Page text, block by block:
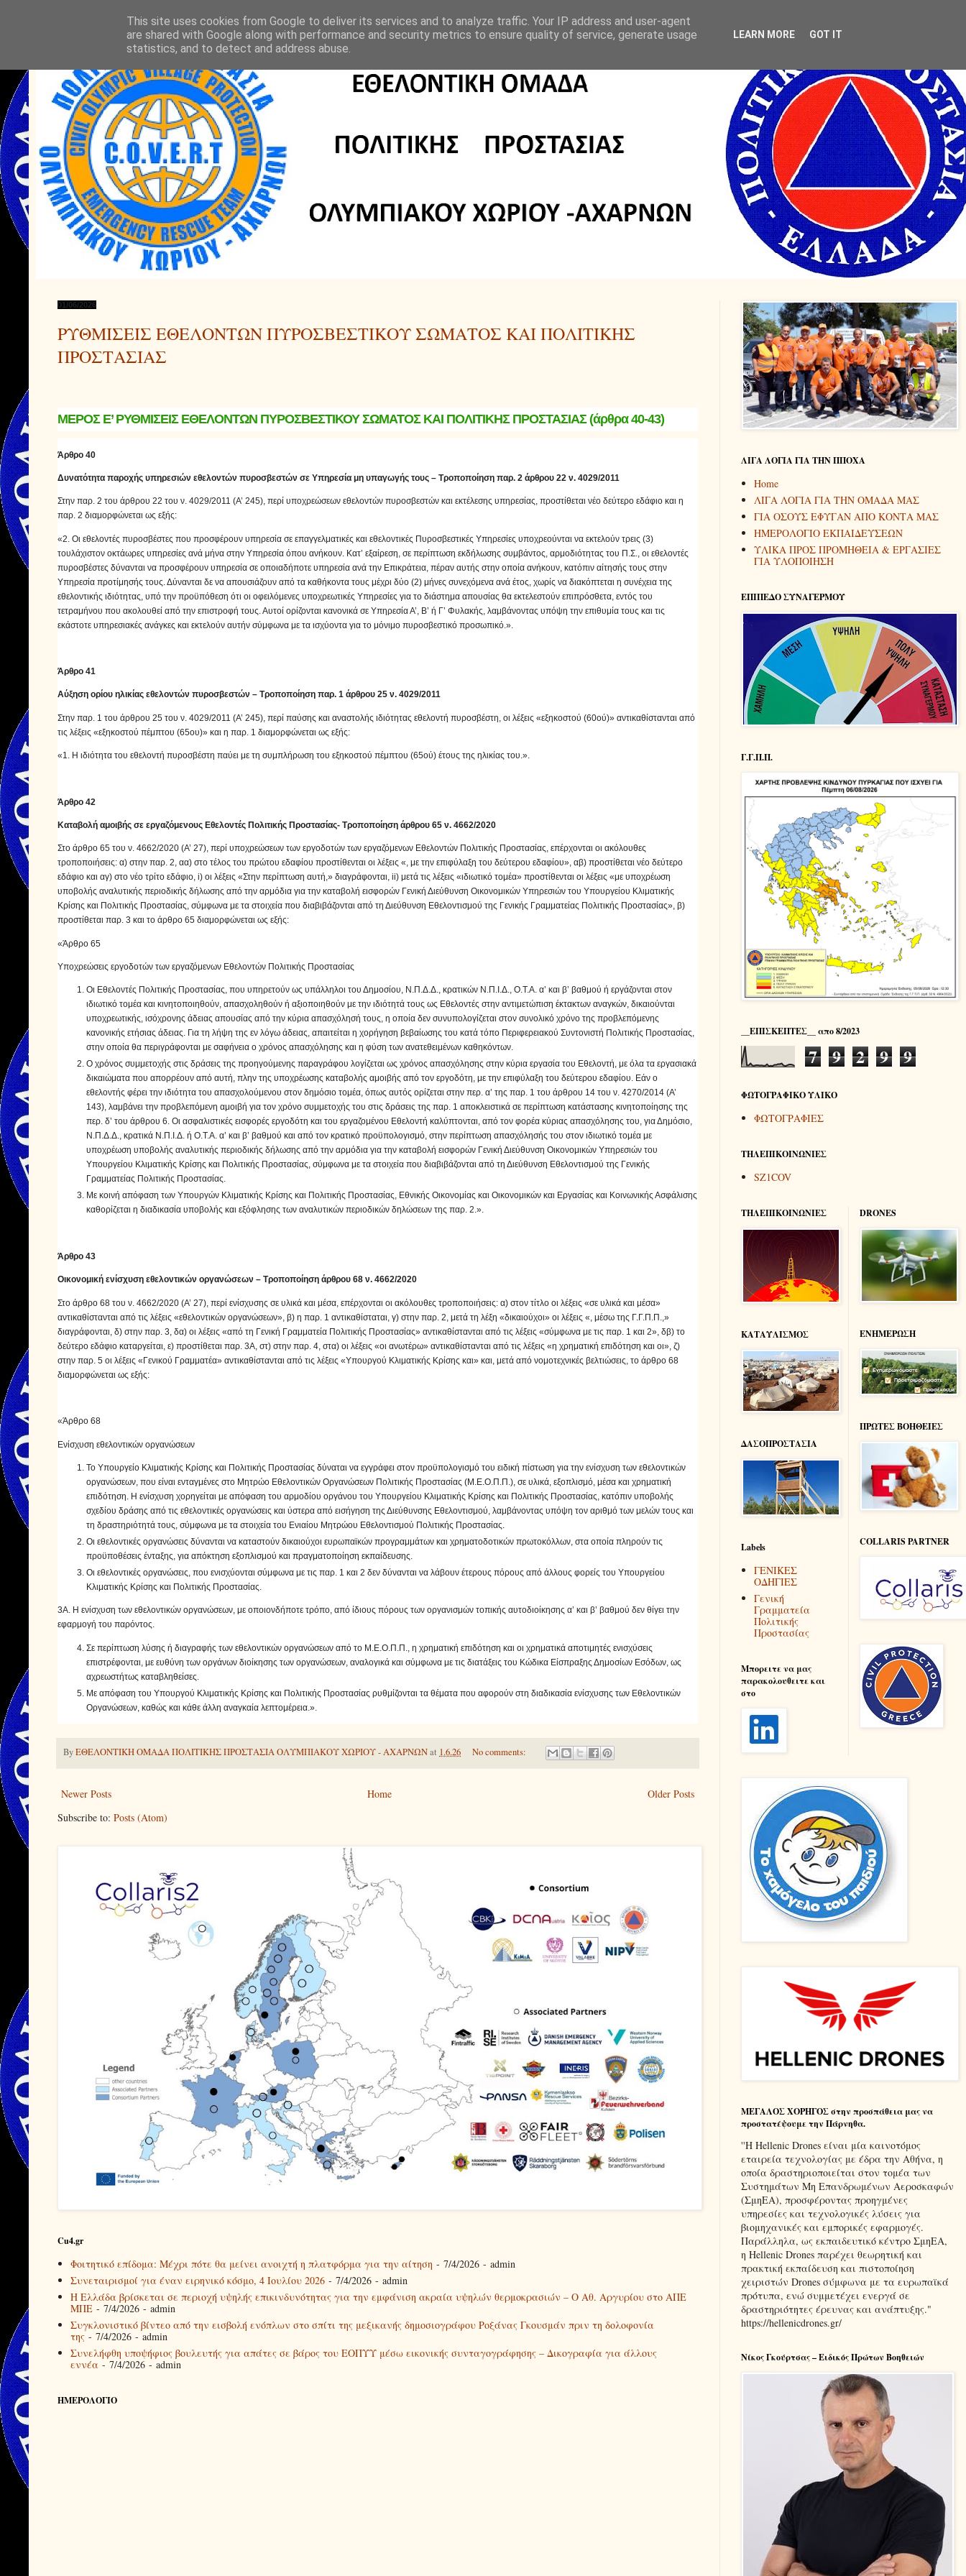
01/06/2026
ΡΥΘΜΙΣΕΙΣ ΕΘΕΛΟΝΤΩΝ ΠΥΡΟΣΒΕΣΤΙΚΟΥ ΣΩΜΑΤΟΣ ΚΑΙ ΠΟΛΙΤΙΚΗΣ
ΠΡΟΣΤΑΣΙΑΣ
ΜΕΡΟΣ Ε’ ΡΥΘΜΙΣΕΙΣ ΕΘΕΛΟΝΤΩΝ ΠΥΡΟΣΒΕΣΤΙΚΟΥ ΣΩΜΑΤΟΣ ΚΑΙ ΠΟΛΙΤΙΚΗΣ ΠΡΟΣΤΑΣΙΑΣ (άρθρα 40-43)
Άρθρο 40
Δυνατότητα παροχής υπηρεσιών εθελοντών πυροσβεστών σε Υπηρεσία μη υπαγωγής τους – Τροποποίηση παρ. 2 άρθρου 22 ν. 4029/2011
Στην παρ. 2 του άρθρου 22 του ν. 4029/2011 (Α’ 245), περί υποχρεώσεων εθελοντών πυροσβεστών και εκτέλεσης υπηρεσίας, προστίθεται νέο δεύτερο εδάφιο και η
παρ. 2 διαμορφώνεται ως εξής:
«2. Οι εθελοντές πυροσβέστες που προσφέρουν υπηρεσία σε επαγγελματικές και εθελοντικές Πυροσβεστικές Υπηρεσίες υποχρεούνται να εκτελούν τρεις (3)
τουλάχιστον οκτάωρες υπηρεσίες ανά μήνα στην Υπηρεσία όπου ανήκουν. Κατ’ εξαίρεση, σε περίπτωση εκδήλωσης συμβάντος, αρμοδιότητας του Π.Σ., οι εθελοντές
πυροσβέστες δύνανται να προσφέρουν υπηρεσία σε οποιαδήποτε υπηρεσία ανά την Επικράτεια, πέραν αυτής στην οποία ανήκουν, κατόπιν αίτησής τους στην
Υπηρεσία προτίμησής τους. Δύνανται δε να απουσιάζουν από τα καθήκοντα τους μέχρι δύο (2) μήνες συνεχόμενα ανά έτος, χωρίς να διακόπτεται η συνέχεια της
εθελοντικής ιδιότητας, υπό την προϋπόθεση ότι οι οφειλόμενες υποχρεωτικές Υπηρεσίες για το διάστημα απουσίας θα εκτελεστούν επιπρόσθετα, εντός του
τετραμήνου που ακολουθεί από την επιστροφή τους. Αυτοί ορίζονται κανονικά σε Υπηρεσία Α’, Β’ ή Γ’ Φυλακής, λαμβάνοντας υπόψη την επιθυμία τους και τις
εκάστοτε υπηρεσιακές ανάγκες και εκτελούν αυτήν σύμφωνα με τα ισχύοντα για το μόνιμο πυροσβεστικό προσωπικό.».
Άρθρο 41
Αύξηση ορίου ηλικίας εθελοντών πυροσβεστών – Τροποποίηση παρ. 1 άρθρου 25 ν. 4029/2011
Στην παρ. 1 του άρθρου 25 του ν. 4029/2011 (Α’ 245), περί παύσης και αναστολής ιδιότητας εθελοντή πυροσβέστη, οι λέξεις «εξηκοστού (60ού)» αντικαθίστανται από
τις λέξεις «εξηκοστού πέμπτου (65ου)» και η παρ. 1 διαμορφώνεται ως εξής:
«1. Η ιδιότητα του εθελοντή πυροσβέστη παύει με τη συμπλήρωση του εξηκοστού πέμπτου (65ού) έτους της ηλικίας του.».
Άρθρο 42
Καταβολή αμοιβής σε εργαζόμενους Εθελοντές Πολιτικής Προστασίας- Τροποποίηση άρθρου 65 ν. 4662/2020
Στο άρθρο 65 του ν. 4662/2020 (Α’ 27), περί υποχρεώσεων των εργοδοτών των εργαζόμενων Εθελοντών Πολιτικής Προστασίας, επέρχονται οι ακόλουθες
τροποποιήσεις: α) στην παρ. 2, αα) στο τέλος του πρώτου εδαφίου προστίθενται οι λέξεις «, με την επιφύλαξη του δεύτερου εδαφίου», αβ) προστίθεται νέο δεύτερο
εδάφιο και αγ) στο νέο τρίτο εδάφιο, i) οι λέξεις «Στην περίπτωση αυτή,» διαγράφονται, ii) μετά τις λέξεις «ιδιωτικό τομέα» προστίθενται οι λέξεις «με υποχρέωση
υποβολής αναλυτικής περιοδικής δήλωσης από την αρμόδια για την καταβολή εισφορών Γενική Διεύθυνση Οικονομικών Υπηρεσιών του Υπουργείου Κλιματικής
Κρίσης και Πολιτικής Προστασίας, σύμφωνα με τα στοιχεία που διαβιβάζονται από τη Διεύθυνση Εθελοντισμού της Γενικής Γραμματείας Πολιτικής Προστασίας», β)
προστίθεται παρ. 3 και το άρθρο 65 διαμορφώνεται ως εξής:
«Άρθρο 65
Υποχρεώσεις εργοδοτών των εργαζόμενων Εθελοντών Πολιτικής Προστασίας
Οι Εθελοντές Πολιτικής Προστασίας, που υπηρετούν ως υπάλληλοι του Δημοσίου, Ν.Π.Δ.Δ., κρατικών Ν.Π.Ι.Δ., Ο.Τ.Α. α’ και β’ βαθμού ή εργάζονται στον
ιδιωτικό τομέα και κινητοποιηθούν, απασχοληθούν ή αξιοποιηθούν με την ιδιότητά τους ως Εθελοντές στην αντιμετώπιση έκτακτων αναγκών, δικαιούνται
υποχρεωτικής, ισόχρονης άδειας απουσίας από την κύρια απασχόλησή τους, η οποία δεν συνυπολογίζεται στον συνολικό χρόνο της προβλεπόμενης
κανονικής ετήσιας άδειας. Για τη λήψη της εν λόγω άδειας, απαιτείται η χορήγηση βεβαίωσης του κατά τόπο Περιφερειακού Συντονιστή Πολιτικής Προστασίας,
στην οποία θα περιγράφονται με σαφήνεια ο χρόνος απασχόλησης και η φύση των ανατεθειμένων καθηκόντων.
Ο χρόνος συμμετοχής στις δράσεις της προηγούμενης παραγράφου λογίζεται ως χρόνος απασχόλησης στην κύρια εργασία του Εθελοντή, με όλα τα εργασιακά
δικαιώματα που απορρέουν από αυτή, πλην της υποχρέωσης καταβολής αμοιβής από τον εργοδότη, με την επιφύλαξη του δεύτερου εδαφίου. Εάν ο
εθελοντής φέρει την ιδιότητα του απασχολούμενου στον δημόσιο τομέα, όπως αυτός ορίζεται στην περ. α’ της παρ. 1 του άρθρου 14 του ν. 4270/2014 (Α’
143), λαμβάνει την προβλεπόμενη αμοιβή για τον χρόνο συμμετοχής του στις δράσεις της παρ. 1 αποκλειστικά σε περίπτωση κατάστασης κινητοποίησης της
περ. δ’ του άρθρου 6. Οι ασφαλιστικές εισφορές εργοδότη και του εργαζομένου Εθελοντή καλύπτονται, από τον φορέα κύριας απασχόλησης του, για Δημόσιο,
Ν.Π.Δ.Δ., κρατικά Ν.Π.Ι.Δ. ή Ο.Τ.Α. α’ και β’ βαθμού και από τον κρατικό προϋπολογισμό, στην περίπτωση απασχόλησής του στον ιδιωτικό τομέα με
υποχρέωση υποβολής αναλυτικής περιοδικής δήλωσης από την αρμόδια για την καταβολή εισφορών Γενική Διεύθυνση Οικονομικών Υπηρεσιών του
Υπουργείου Κλιματικής Κρίσης και Πολιτικής Προστασίας, σύμφωνα με τα στοιχεία που διαβιβάζονται από τη Διεύθυνση Εθελοντισμού της Γενικής
Γραμματείας Πολιτικής Προστασίας.
Με κοινή απόφαση των Υπουργών Κλιματικής Κρίσης και Πολιτικής Προστασίας, Εθνικής Οικονομίας και Οικονομικών και Εργασίας και Κοινωνικής Ασφάλισης
καθορίζεται η διαδικασία υποβολής και εξόφλησης των αναλυτικών περιοδικών δηλώσεων της παρ. 2.».
Άρθρο 43
Οικονομική ενίσχυση εθελοντικών οργανώσεων – Τροποποίηση άρθρου 68 ν. 4662/2020
Στο άρθρο 68 του ν. 4662/2020 (Α’ 27), περί ενίσχυσης σε υλικά και μέσα, επέρχονται οι ακόλουθες τροποποιήσεις: α) στον τίτλο οι λέξεις «σε υλικά και μέσα»
αντικαθίστανται από τις λέξεις «εθελοντικών οργανώσεων», β) η παρ. 1 αντικαθίσταται, γ) στην παρ. 2, μετά τη λέξη «δικαιούχοι» οι λέξεις «, μέσω της Γ.Γ.Π.Π.,»
διαγράφονται, δ) στην παρ. 3, δα) οι λέξεις «από τη Γενική Γραμματεία Πολιτικής Προστασίας» αντικαθίστανται από τις λέξεις «σύμφωνα με τις παρ. 1 και 2», δβ) το
δεύτερο εδάφιο καταργείται, ε) προστίθεται παρ. 3Α, στ) στην παρ. 4, στα) οι λέξεις «οι ανωτέρω» αντικαθίστανται από τις λέξεις «η χρηματική επιδότηση και οι», ζ)
στην παρ. 5 οι λέξεις «Γενικού Γραμματέα» αντικαθίστανται από τις λέξεις «Υπουργού Κλιματικής Κρίσης και» και, μετά από νομοτεχνικές βελτιώσεις, το άρθρο 68
διαμορφώνεται ως εξής:
«Άρθρο 68
Ενίσχυση εθελοντικών οργανώσεων
Το Υπουργείο Κλιματικής Κρίσης και Πολιτικής Προστασίας δύναται να εγγράφει στον προϋπολογισμό του ειδική πίστωση για την ενίσχυση των εθελοντικών
οργανώσεων, που είναι ενταγμένες στο Μητρώο Εθελοντικών Οργανώσεων Πολιτικής Προστασίας (Μ.Ε.Ο.Π.Π.), σε υλικά, εξοπλισμό, μέσα και χρηματική
επιδότηση. Η ενίσχυση χορηγείται με απόφαση του αρμοδίου οργάνου του Υπουργείου Κλιματικής Κρίσης και Πολιτικής Προστασίας, κατόπιν υποβολής
σχεδίου δράσης από τις εθελοντικές οργανώσεις και ύστερα από εισήγηση της Διεύθυνσης Εθελοντισμού, λαμβάνοντας υπόψη τον αριθμό των μελών τους και
τη δραστηριότητά τους, σύμφωνα με τα στοιχεία του Ενιαίου Μητρώου Εθελοντισμού Πολιτικής Προστασίας.
Οι εθελοντικές οργανώσεις δύνανται να καταστούν δικαιούχοι ευρωπαϊκών προγραμμάτων και χρηματοδοτικών πρωτοκόλλων, στα οποία πληρούν τις
προϋποθέσεις ένταξης, για απόκτηση εξοπλισμού και πραγματοποίηση εκπαίδευσης.
Οι εθελοντικές οργανώσεις, που ενισχύονται σύμφωνα με τις παρ. 1 και 2 δεν δύνανται να λάβουν έτερους πόρους από άλλους φορείς του Υπουργείου
Κλιματικής Κρίσης και Πολιτικής Προστασίας.
3Α. Η ενίσχυση των εθελοντικών οργανώσεων, με οποιονδήποτε τρόπο, από ίδιους πόρους των οργανισμών τοπικής αυτοδιοίκησης α’ και β’ βαθμού δεν θίγει την
εφαρμογή του παρόντος.
Σε περίπτωση λύσης ή διαγραφής των εθελοντικών οργανώσεων από το Μ.Ε.Ο.Π.Π., η χρηματική επιδότηση και οι χρηματικά αποτιμητές ενισχύσεις
επιστρέφονται, με ευθύνη των οργάνων διοίκησης των οργανώσεων, αναλογικά και σύμφωνα με τις διατάξεις του Κώδικα Είσπραξης Δημοσίων Εσόδων, ως
αχρεωστήτως καταβληθείσες.
Με απόφαση του Υπουργού Κλιματικής Κρίσης και Πολιτικής Προστασίας ρυθμίζονται τα θέματα που αφορούν στη διαδικασία ενίσχυσης των Εθελοντικών
Οργανώσεων, καθώς και κάθε άλλη αναγκαία λεπτομέρεια.».
ByΕΘΕΛΟΝΤΙΚΗ ΟΜΑΔΑ ΠΟΛΙΤΙΚΗΣ ΠΡΟΣΤΑΣΙΑ ΟΛΥΜΠΙΑΚΟΥ ΧΩΡΙΟΥ - ΑΧΑΡΝΩΝat 1.6.26 No comments:
Newer Posts Older Posts
Home
Subscribe to: Posts (Atom)
Cu4.gr
Φοιτητικό επίδομα: Μέχρι πότε θα μείνει ανοιχτή η πλατφόρμα για την αίτηση - 7/4/2026- admin
Συνεταιρισμοί για έναν ειρηνικό κόσμο, 4 Ιουλίου 2026- 7/4/2026- admin
Η Ελλάδα βρίσκεται σε περιοχή υψηλής επικινδυνότητας για την εμφάνιση ακραία υψηλών θερμοκρασιών – Ο Αθ. Αργυρίου στο ΑΠΕ
ΜΠΕ- 7/4/2026- admin
Συγκλονιστικό βίντεο από την εισβολή ενόπλων στο σπίτι της μεξικανής δημοσιογράφου Ροξάνας Γκουσμάν πριν τη δολοφονία
της- 7/4/2026- admin
Συνελήφθη υποψήφιος βουλευτής για απάτες σε βάρος του ΕΟΠΥΥ μέσω εικονικής συνταγογράφησης – Δικογραφία για άλλους
εννέα - 7/4/2026- admin
ΗΜΕΡΟΛΟΓΙΟ
ΛΙΓΑ ΛΟΓΙΑ ΓΙΑ ΤΗΝ ΠΠΟΧΑ
Home
ΛΙΓΑ ΛΟΓΙΑ ΓΙΑ ΤΗΝ ΟΜΑΔΑ ΜΑΣ
ΓΙΑ ΟΣΟΥΣ ΕΦΥΓΑΝ ΑΠΟ ΚΟΝΤΑ ΜΑΣ
ΗΜΕΡΟΛΟΓΙΟ ΕΚΠΑΙΔΕΥΣΕΩΝ
ΥΛΙΚΑ ΠΡΟΣ ΠΡΟΜΗΘΕΙΑ & ΕΡΓΑΣΙΕΣ
ΓΙΑ ΥΛΟΠΟΙΗΣΗ
ΕΠΙΠΕΔΟ ΣΥΝΑΓΕΡΜΟΥ
Γ.Γ.Π.Π.
__ΕΠΙΣΚΕΠΤΕΣ__ απο 8/2023
7 9 2 9 9
ΦΩΤΟΓΡΑΦΙΚΟ ΥΛΙΚΟ
ΦΩΤΟΓΡΑΦΙΕΣ
ΤΗΛΕΠΙΚΟΙΝΩΝΙΕΣ
SZ1COV
ΤΗΛΕΠΙΚΟΙΝΩΝΙΕΣ
ΚΑΤΑΥΛΙΣΜΟΣ
ΔΑΣΟΠΡΟΣΤΑΣΙΑ
Labels
ΓΕΝΙΚΕΣ
ΟΔΗΓΙΕΣ
Γενική
Γραμματεία
Πολιτικής
Προστασίας
Μπορειτε να μας
παρακολουθειτε και
στο
DRONES
ΕΝΗΜΕΡΩΣΗ
ΠΡΩΤΕΣ ΒΟΗΘΕΙΕΣ
COLLARIS PARTNER
ΜΕΓΑΛΟΣ ΧΟΡΗΓΟΣ στην προσπάθεια μας να
προστατέψουμε την Πάρνηθα.
''Η Hellenic Drones είναι μία καινοτόμος
εταιρεία τεχνολογίας με έδρα την Αθήνα, η
οποία δραστηριοποιείται στον τομέα των
Συστημάτων Μη Επανδρωμένων Αεροσκαφών
(ΣμηΕΑ), προσφέροντας προηγμένες
υπηρεσίες και τεχνολογικές λύσεις για
βιομηχανικές και εμπορικές εφαρμογές.
Παράλληλα, ως εκπαιδευτικό κέντρο ΣμηΕΑ,
η Hellenic Drones παρέχει θεωρητική και
πρακτική εκπαίδευση και πιστοποίηση
χειριστών Drones σύμφωνα με τα ευρωπαϊκά
πρότυπα, ενώ συμμετέχει ενεργά σε
δραστηριότητες έρευνας και ανάπτυξης."
https://hellenicdrones.gr/
Νίκος Γκούρτσας – Ειδικός Πρώτων Βοηθειών
This site uses cookies from Google to deliver its services and to analyze traffic. Your IP address and user-agent
are shared with Google along with performance and security metrics to ensure quality of service, generate usage
statistics, and to detect and address abuse.
LEARN MORE GOT IT